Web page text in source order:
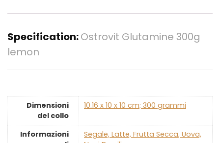
Specification:Ostrovit Glutamine 300g
lemon
Dimensioni
del collo
‎10.16 x 10 x 10 cm; 300 grammi
Informazioni
‎Segale, Latte, Frutta Secca, Uova,